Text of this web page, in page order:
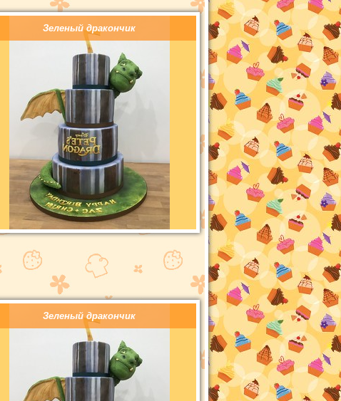
Зеленый дракончик
Зеленый дракончик